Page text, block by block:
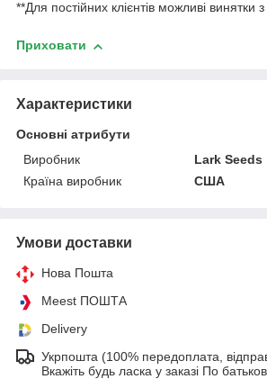
**Для постійних клієнтів можливі винятки
Приховати
Характеристики
Основні атрибути
Виробник
Lark Seeds
Країна виробник
США
Умови доставки
Нова Пошта
Meest ПОШТА
Delivery
Укрпошта (100% передоплата,
Вкажіть будь ласка у заказі По